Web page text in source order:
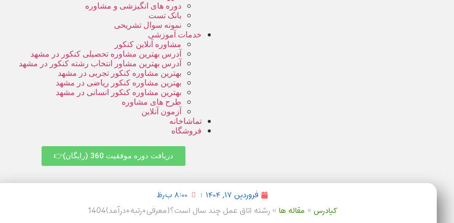
دوره های انگیزشی و مشاوره
بانک تست
نمونه سوال تشریحی
خدمات آموزشی
مشاوره آنلاین کنکور
آدرس بهترین مشاوره تحصیلی کنکور در مشهد
آدرس بهترین مشاور انتخاب رشته کنکور در مشهد
بهترین مشاوره کنکور تجربی در مشهد
بهترین مشاوره کنکور ریاضی در مشهد
بهترین مشاوره کنکور انسانی در مشهد
طرح های مشاوره
آزمون آنلاین
تماشاخانه
فروشگاه
دریافت دوره موفقیت 360 (رایگان)👉
فروردین ۱۷, ۱۴۰۴
۸:۰۰ ب٫ظ
کیادرس» مقاله ها » رشته اتاق عمل چند سال است؟(معرفی+رتبه+درآمد)1404